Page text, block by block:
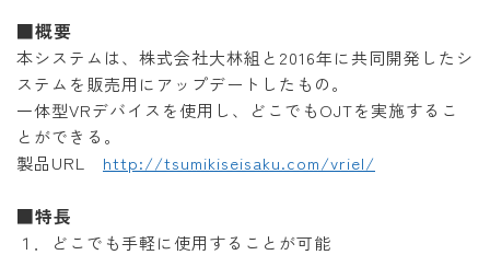
■概要
本システムは、株式会社大林組と2016年に共同開発したシ
ステムを販売用にアップデートしたもの。
一体型VRデバイスを使用し、どこでもOJTを実施するこ
とができる。
製品URL http://tsumikiseisaku.com/vriel/
■特長
１．どこでも手軽に使用することが可能